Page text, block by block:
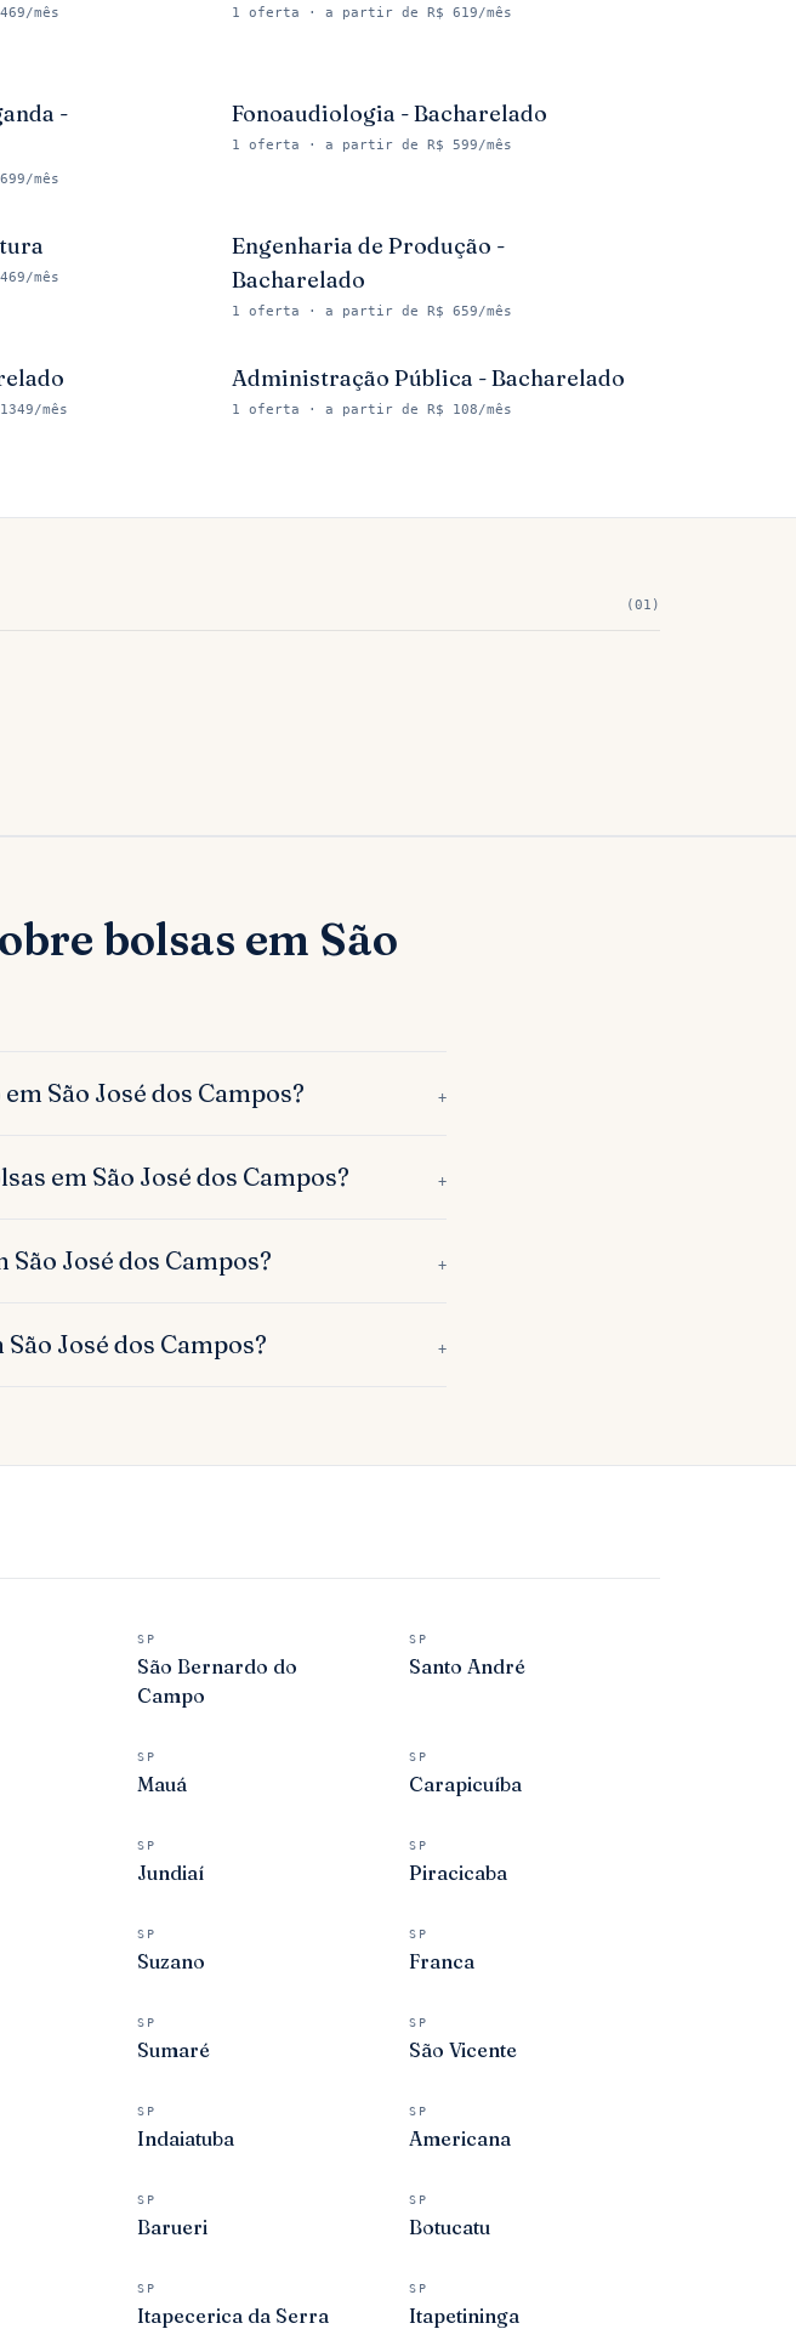
mês 1 oferta · a partir de R$ 619/mês
-
mês
Fonoaudiologia - Bacharelado
1 oferta · a partir de R$ 599/mês
mês
Engenharia de Produção -
Bacharelado
1 oferta · a partir de R$ 659/mês
mês
Administração Pública - Bacharelado
1 oferta · a partir de R$ 108/mês
(01 )
bolsas em São
São José dos Campos? +
em São José dos Campos? +
José dos Campos? +
José dos Campos? +
SP
São Bernardo do
Campo
SP
Santo André
SP
Mauá
SP
Carapicuíba
SP
Jundiaí
SP
Piracicaba
SP
Suzano
SP
Franca
SP
Sumaré
SP
São Vicente
SP
Indaiatuba
SP
Americana
SP
Barueri
SP
Botucatu
SP
Itapecerica da Serra
SP
Itapetininga